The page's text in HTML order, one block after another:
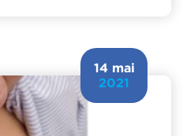
14 mai
2021